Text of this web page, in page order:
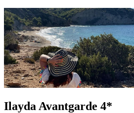
Ilayda Avantgarde 4*